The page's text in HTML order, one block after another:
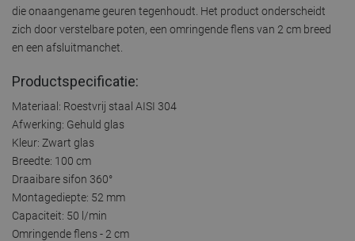
die onaangename geuren tegenhoudt. Het product onderscheidt
zich door verstelbare poten, een omringende flens van 2 cm breed
en een afsluitmanchet.
Productspecificatie:
Materiaal: Roestvrij staal AISI 304
Afwerking: Gehuld glas
Kleur: Zwart glas
Breedte: 100 cm
Draaibare sifon 360°
Montagediepte: 52 mm
Capaciteit: 50 l/min
Omringende flens - 2 cm